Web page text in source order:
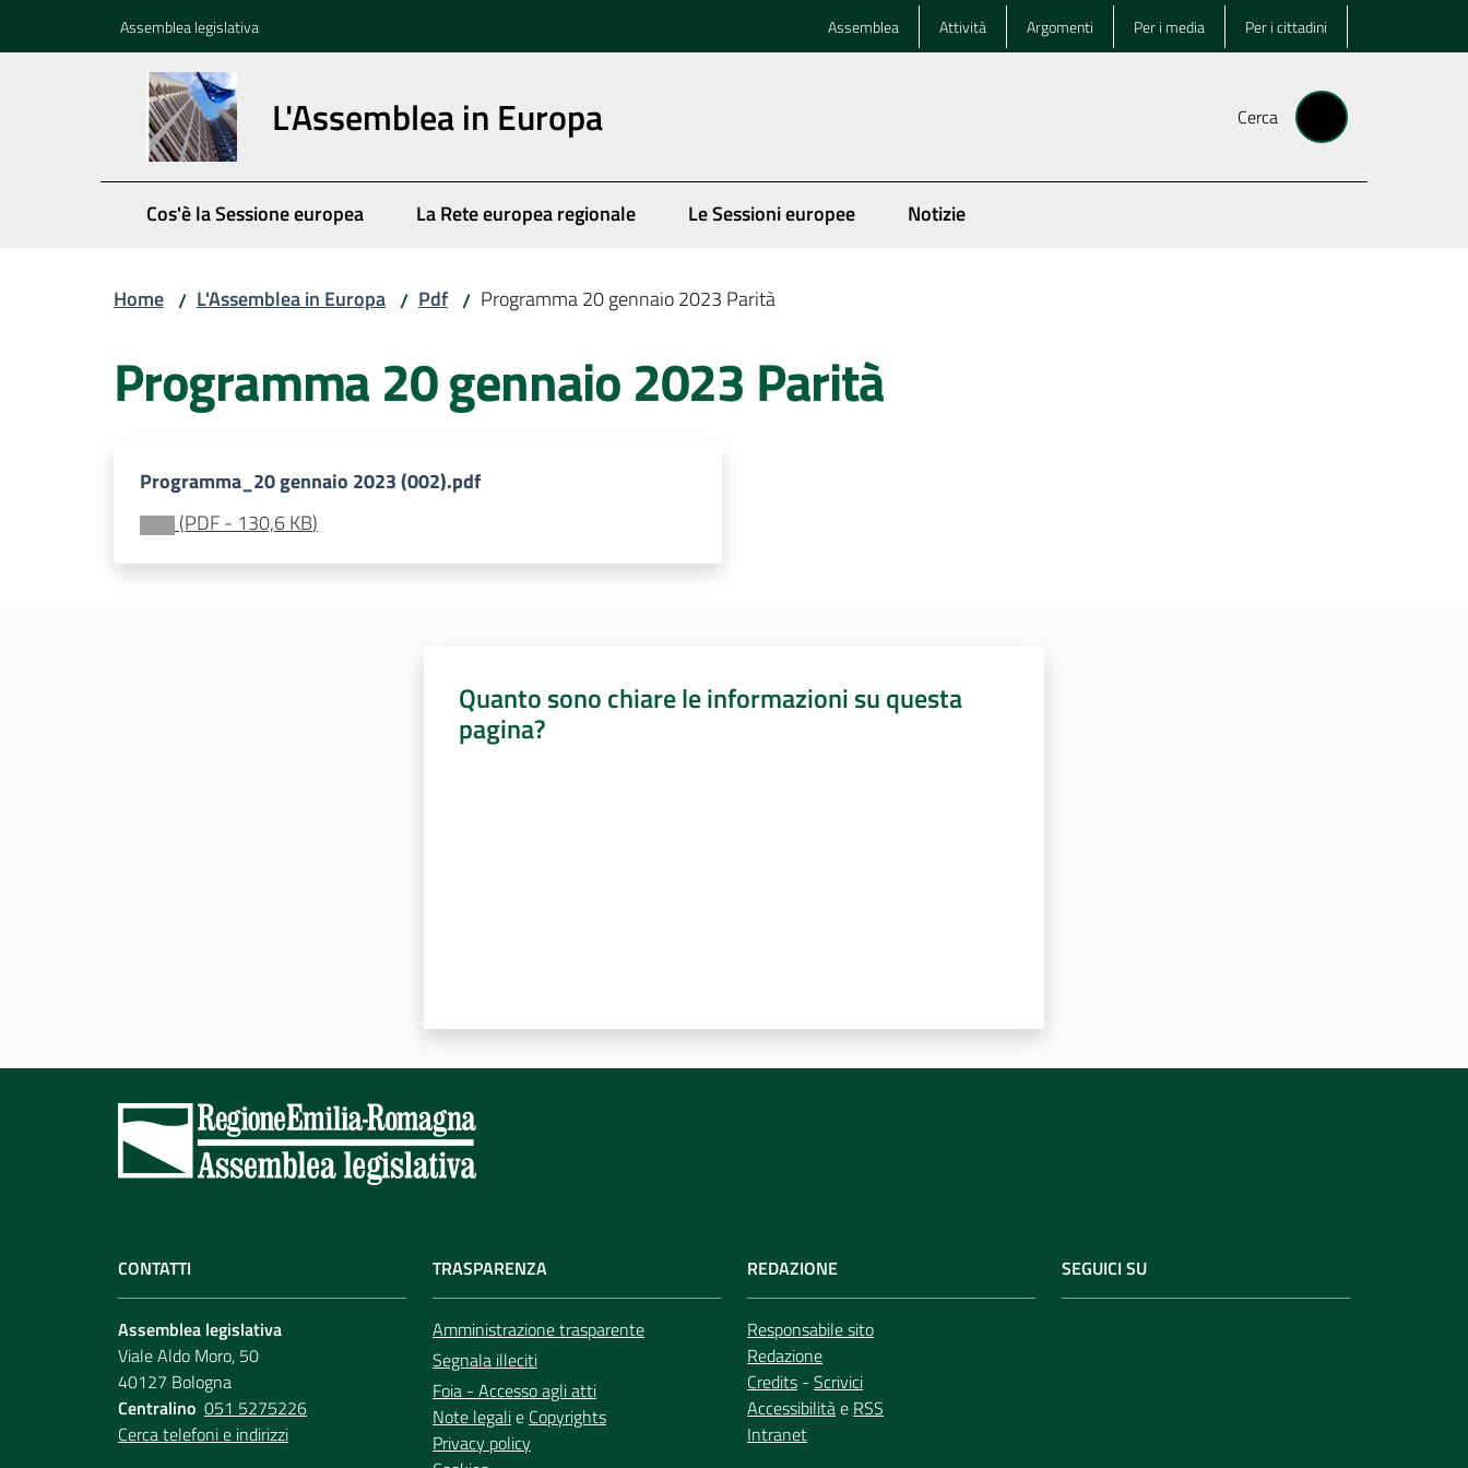
Assemblea legislativa Assemblea Attività Argomenti Per i media Per i cittadini
L'Assemblea in Europa Cerca
Cos'è la Sessione europea La Rete europea regionale Le Sessioni europee Notizie
Home / L'Assemblea in Europa / Pdf / Programma 20 gennaio 2023 Parità
Programma 20 gennaio 2023 Parità
Programma_20 gennaio 2023 (002).pdf
(PDF- 130,6 KB)
Quanto sono chiare le informazioni su questa
pagina?
CONTATTI
Assemblea legislativa
Viale Aldo Moro, 50
40127 Bologna
Centralino 051 5275226
Cerca telefoni e indirizzi
TRASPARENZA
Amministrazione trasparente
Segnala illeciti
Foia - Accesso agli atti
Note legalie Copyrights
Privacy policy
REDAZIONE
Responsabile sito
Redazione
Credits - Scrivici
Accessibilitàe RSS
Intranet
SEGUICI SU